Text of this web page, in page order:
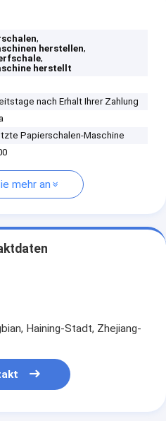
,
herstellen,
,
herstellt
nach Erhalt Ihrer Zahlung
Papierschalen-Maschine
mehr an
Haining-Stadt, Zhejiang-